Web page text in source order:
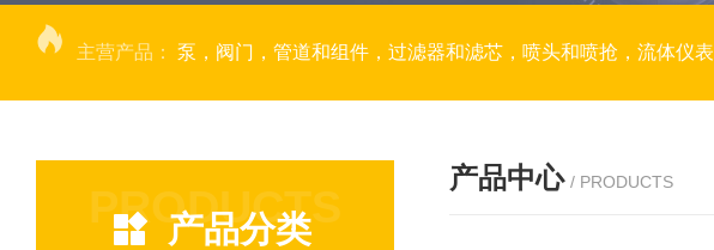
主营产品： 泵，阀门，管道和组件，过滤器和滤芯，喷头和喷抢，流体仪表
PRODUCTS
产品分类
产品中心 / PRODUCTS